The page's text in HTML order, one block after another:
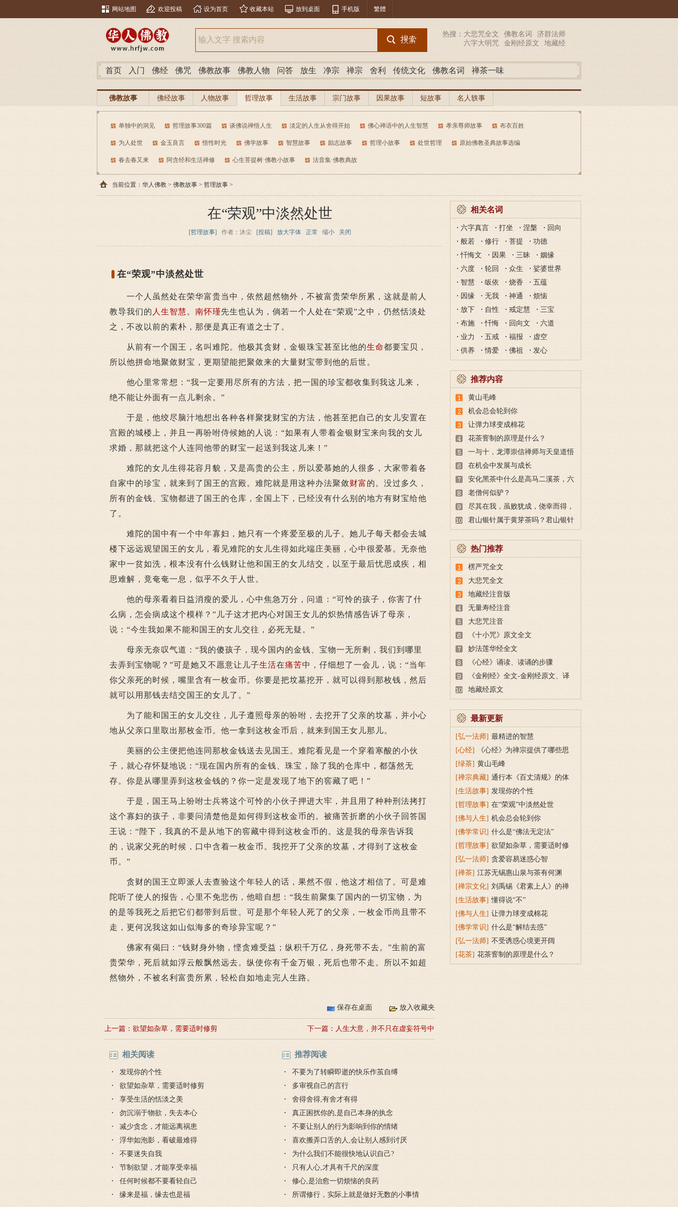
网站地图 欢迎投稿 设为首页 收藏本站 放到桌面 手机版 繁體
热搜： 大悲咒全文 佛教名词
济群法师
六字大明咒
金刚经原文 地藏经
首页 入门 佛经 佛咒 佛教故事 佛教人物 问答 放生 净宗 禅宗 舍利 传统文化 佛教名词 禅茶一味
佛教故事 佛经故事 人物故事 哲理故事 生活故事 宗门故事 因果故事 短故事 名人轶事
单独中的洞见 哲理故事300篇 谈佛说禅悟人生 淡定的人生从舍得开始 佛心禅语中的人生智慧 孝亲尊师故事 布衣百姓
为人处世 金玉良言 悟性时光 佛学故事 智慧故事 励志故事 哲理小故事 处世哲理 原始佛教圣典故事选编
春去春又来 阿含经和生活禅修 心生菩提树·佛教小故事 法音集·佛教典故
当前位置： 华人佛教 > 佛教故事 > 哲理故事 >
在“荣观”中淡然处世
[哲理故事] 作者：沐尘 [投稿] 放大字体 正常 缩小 关闭
在“荣观”中淡然处世
一个人虽然处在荣华富贵当中，依然超然物外，不被富贵荣华所累，这就是前人
教导我们的 人生智慧。 南怀瑾先生也认为，倘若一个人处在“荣观”之中，仍然恬淡处
之，不改以前的素朴，那便是真正有道之士了。
从前有一个国王，名叫难陀。他极其贪财，金银珠宝甚至比他的生命都要宝贝，
所以他拼命地聚敛财宝，更期望能把聚敛来的大量财宝带到他的后世。
他心里常常想：“我一定要用尽所有的方法，把一国的珍宝都收集到我这儿来，
绝不能让外面有一点儿剩余。”
于是，他绞尽脑汁地想出各种各样聚拢财宝的方法，他甚至把自己的女儿安置在
宫殿的城楼上，并且一再吩咐侍候她的人说：“如果有人带着金银财宝来向我的女儿
求婚，那就把这个人连同他带的财宝一起送到我这儿来！”
难陀的女儿生得花容月貌，又是高贵的公主，所以爱慕她的人很多，大家带着各
自家中的珍宝，就来到了国王的宫殿。难陀就是用这种办法聚敛财富 的。没过多久，
所有的金钱、宝物都进了国王的仓库，全国上下，已经没有什么别的地方有财宝给他
了。
难陀的国中有一个中年寡妇，她只有一个疼爱至极的儿子。她儿子每天都会去城
楼下远远观望国王的女儿，看见难陀的女儿生得如此端庄美丽，心中很爱慕。无奈他
家中一贫如洗，根本没有什么钱财让他和国王的女儿结交，以至于最后忧思成疾，相
思难解，竟奄奄一息，似乎不久于人世。
他的母亲看着日益消瘦的爱儿，心中焦急万分，问道：“可怜的孩子，你害了什
么病，怎会病成这个模样？”儿子这才把内心对国王女儿的炽热情感告诉了母亲，
说：“今生我如果不能和国王的女儿交往，必死无疑。”
母亲无奈叹气道：“我的傻孩子，现今国内的金钱、宝物一无所剩，我们到哪里
去弄到宝物呢？”可是她又不愿意让儿子生活在痛苦中，仔细想了一会儿，说：“当年
你父亲死的时候，嘴里含有一枚金币。你要是把坟墓挖开，就可以得到那枚钱，然后
就可以用那钱去结交国王的女儿了。”
为了能和国王的女儿交往，儿子遵照母亲的吩咐，去挖开了父亲的坟墓，并小心
地从父亲口里取出那枚金币。他一拿到这枚金币后，就来到国王女儿那儿。
美丽的公主便把他连同那枚金钱送去见国王。难陀看见是一个穿着寒酸的小伙
子，就心存怀疑地说：“现在国内所有的金钱、珠宝，除了我的仓库中，都荡然无
存。你是从哪里弄到这枚金钱的？你一定是发现了地下的窖藏了吧！”
于是，国王马上吩咐士兵将这个可怜的小伙子押进大牢，并且用了种种刑法拷打
这个寡妇的孩子，非要问清楚他是如何得到这枚金币的。被痛苦折磨的小伙子回答国
王说：“陛下，我真的不是从地下的窖藏中得到这枚金币的。这是我的母亲告诉我
的，说家父死的时候，口中含着一枚金币。我挖开了父亲的坟墓，才得到了这枚金
币。”
贪财的国王立即派人去查验这个年轻人的话，果然不假，他这才相信了。可是难
陀听了使人的报告，心里不免悲伤，他暗自想：“我生前聚集了国内的一切宝物，为
的是等我死之后把它们都带到后世。可是那个年轻人死了的父亲，一枚金币尚且带不
走，更何况我这如山似海多的奇珍异宝呢？”
佛家有偈曰：“钱财身外物，悭贪难受益；纵积千万亿，身死带不去。”生前的富
贵荣华，死后就如浮云般飘然远去。纵使你有千金万银，死后也带不走。所以不如超
然物外，不被名利富贵所累，轻松自如地走完人生路。
保存在桌面 放入收藏夹
上一篇： 欲望如杂草，需要适时修剪 下一篇： 人生大意，并不只在虚妄符号中
相关阅读
发现你的个性
欲望如杂草，需要适时修剪
享受生活的恬淡之美
勿沉溺于物欲，失去本心
减少贪念，才能远离祸患
浮华如泡影，看破最难得
不要迷失自我
节制欲望，才能享受幸福
任何时候都不要看轻自己
缘来是福，缘去也是福
推荐阅读
不要为了转瞬即逝的快乐作茧自缚
多审视自己的言行
舍得舍得,有舍才有得
真正困扰你的,是自己本身的执念
不要让别人的行为影响到你的情绪
喜欢搬弄口舌的人,会让别人感到讨厌
为什么我们不能很快地认识自己?
只有人心,才具有千尺的深度
修心,是治愈一切烦恼的良药
所谓修行，实际上就是做好无数的小事情
相关名词
六字真言 打坐 涅槃
回向
般若
修行 菩提
功德
忏悔文
因果 三昧
姻缘
六度
轮回 众生
娑婆世界
智慧
皈依 烧香
五蕴
因缘
无我 神通
烦恼
放下
自性 戒定慧
三宝
布施
忏悔 回向文
六道
业力
五戒 福报
虚空
供养
情爱 佛祖 发心
推荐内容
黄山毛峰
机会总会轮到你
让弹力球变成棉花
花茶窨制的原理是什么？
一与十，龙潭崇信禅师与天皇道悟
禅师的公案
在机会中发展与成长
安化黑茶中什么是高马二溪茶，六
洞茶？
老僧何似驴？
尽其在我，虽败犹成，侥幸而得，
虽成实败
君山银针属于黄芽茶吗？君山银针
热门推荐
楞严咒全文
大悲咒全文
地藏经注音版
无量寿经注音
大悲咒注音
《十小咒》原文全文
妙法莲华经全文
《心经》诵读、读诵的步骤
《金刚经》全文-金刚经原文、译
文及释意
地藏经原文
最新更新
[弘一法师] 最精进的智慧
[心经]
《心经》为禅宗提供了哪些思
想渊源？
[绿茶] 黄山毛峰
[禅宗典藏] 通行本《百丈清规》的体
例和主要内容是什么？
[生活故事] 发现你的个性
[哲理故事] 在“荣观”中淡然处世
[佛与人生] 机会总会轮到你
[佛学常识] 什么是“佛法无定法”
[哲理故事] 欲望如杂草，需要适时修
剪
[弘一法师] 贪爱容易迷惑心智
[禅茶] 江苏无锡惠山泉与茶有何渊
源？
[禅宗文化] 刘禹锡《君素上人》的禅
意
[生活故事] 懂得说“不”
[佛与人生] 让弹力球变成棉花
[佛学常识] 什么是“解结去惑”
[弘一法师] 不受诱惑心境更开阔
[花茶] 花茶窨制的原理是什么？